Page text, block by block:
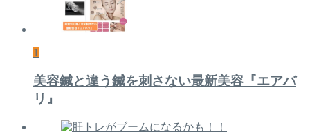
1
美容鍼と違う鍼を刺さない最新美容『エアバ
リ』